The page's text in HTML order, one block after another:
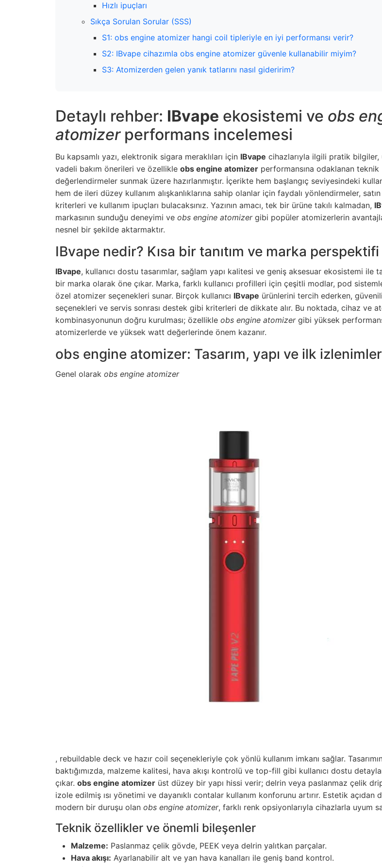
Hızlı ipuçları
Sıkça Sorulan Sorular (SSS)
S1: obs engine atomizer hangi coil tipleriyle en iyi performansı verir?
S2: IBvape cihazımla obs engine atomizer güvenle kullanabilir miyim?
S3: Atomizerden gelen yanık tatlarını nasıl gideririm?
Detaylı rehber: IBvape ekosistemi ve obs
atomizerperformans incelemesi
Bu kapsamlı yazı, elektronik sigara meraklıları için IBvape cihazlarıyla ilgili pratik bilgiler,
vadeli bakım önerileri ve özellikle obs engine atomizer performansına odaklanan teknik
değerlendirmeler sunmak üzere hazırlanmıştır. İçerikte hem başlangıç seviyesindeki
hem de ileri düzey kullanım alışkanlıklarına sahip olanlar için faydalı yönlendirmeler,
kriterleri ve kullanım ipuçları bulacaksınız. Yazının amacı, tek bir ürüne takılı kalmadan,
markasının sunduğu deneyimi ve obs engine atomizergibi popüler atomizerlerin
nesnel bir şekilde aktarmaktır.
IBvape nedir? Kısa bir tanıtım ve marka perspektifi
IBvape, kullanıcı dostu tasarımlar, sağlam yapı kalitesi ve geniş aksesuar ekosistemi ile
bir marka olarak öne çıkar. Marka, farklı kullanıcı profilleri için çeşitli modlar, pod
özel atomizer seçenekleri sunar. Birçok kullanıcı IBvape ürünlerini tercih ederken,
seçenekleri ve servis sonrası destek gibi kriterleri de dikkate alır. Bu noktada, cihaz ve
kombinasyonunun doğru kurulması; özellikle obs engine atomizergibi yüksek
atomizerlerde ve yüksek watt değerlerinde önem kazanır.
obs engine atomizer: Tasarım, yapı ve ilk izlenimler
Genel olarak obs engine atomizer
, rebuildable deck ve hazır coil seçenekleriyle çok yönlü kullanım imkanı sağlar.
baktığımızda, malzeme kalitesi, hava akışı kontrolü ve top-fill gibi kullanıcı dostu
çıkar. obs engine atomizer üst düzey bir yapı hissi verir; delrin veya paslanmaz çelik
izole edilmiş ısı yönetimi ve dayanıklı contalar kullanım konforunu artırır. Estetik açıdan
modern bir duruşu olan obs engine atomizer, farklı renk opsiyonlarıyla cihazlarla uyum
Teknik özellikler ve önemli bileşenler
Malzeme: Paslanmaz çelik gövde, PEEK veya delrin yalıtkan parçalar.
Hava akışı: Ayarlanabilir alt ve yan hava kanalları ile geniş band kontrol.